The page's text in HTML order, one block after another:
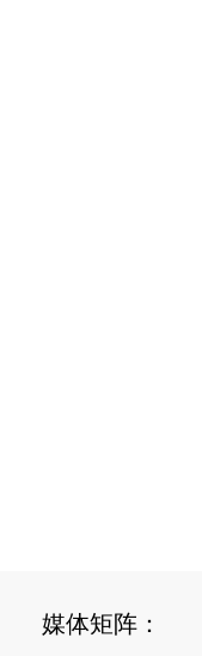
媒体矩阵：